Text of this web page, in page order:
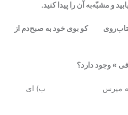
و مشبّه‌به آن را پیدا کنید.
آفتاب‌روی کو بوی خود به صبح‌دم از
» وجود دارد؟
ام که مپرس ب) ای